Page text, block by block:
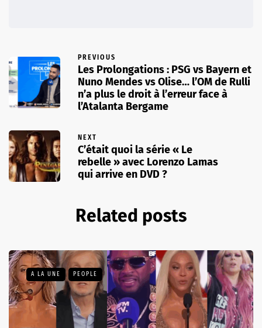
PREVIOUS
Les Prolongations : PSG vs Bayern et
Nuno Mendes vs Olise… l’OM de Rulli
n’a plus le droit à l’erreur face à
l’Atalanta Bergame
NEXT
C’était quoi la série « Le
rebelle » avec Lorenzo Lamas
qui arrive en DVD ?
Related posts
A LA UNE PEOPLE